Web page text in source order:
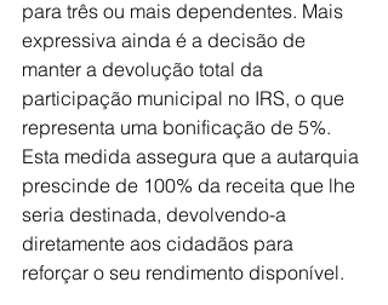
para três ou mais dependentes. Mais
expressiva ainda é a decisão de
manter a devolução total da
participação municipal no IRS, o que
representa uma bonificação de 5%.
Esta medida assegura que a autarquia
prescinde de 100% da receita que lhe
seria destinada, devolvendo-a
diretamente aos cidadãos para
reforçar o seu rendimento disponível.